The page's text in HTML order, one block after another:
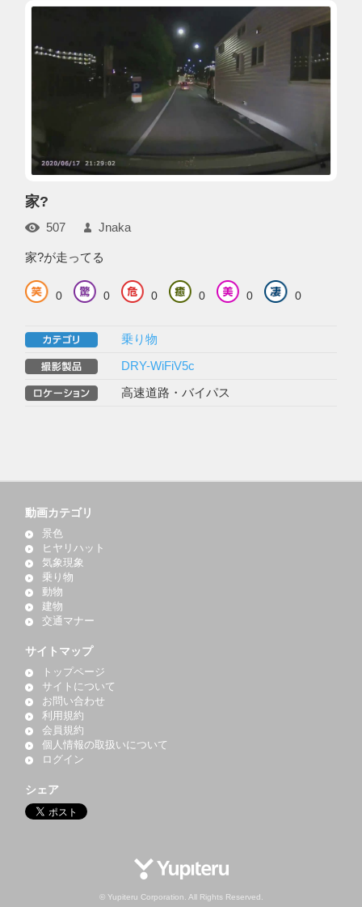
家?
507 Jnaka
家?が走ってる
0 0 0 0 0 0
乗り物
DRY-WiFiV5c
高速道路・バイパス
動画カテゴリ
景色
ヒヤリハット
気象現象
乗り物
動物
建物
交通マナー
サイトマップ
トップページ
サイトについて
お問い合わせ
利用規約
会員規約
個人情報の取扱いについて
ログイン
シェア
© Yupiteru Corporation. All Rights Reserved.